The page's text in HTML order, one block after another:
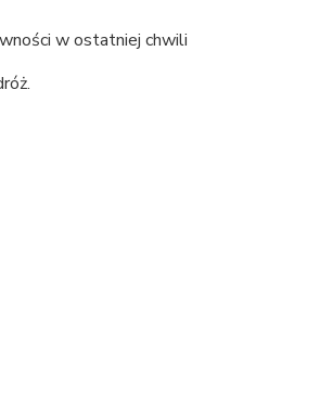
w ostatniej chwili